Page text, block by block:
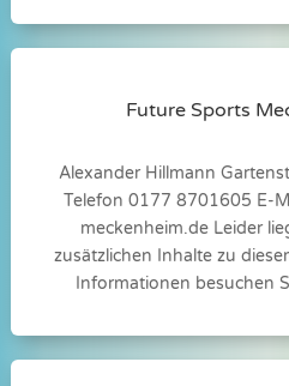
Future Sports
Alexander Hillmann
Telefon 0177 8701605 E-
meckenheim.de Leider
zusätzlichen Inhalte zu
Informationen besuchen